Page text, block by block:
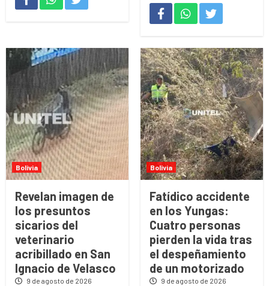
Bolivia
Revelan imagen de
los presuntos
sicarios del
veterinario
acribillado en San
Ignacio de Velasco
9 de agosto de 2026
Bolivia
Fatídico accidente
en los Yungas:
Cuatro personas
pierden la vida tras
el despeñamiento
de un motorizado
9 de agosto de 2026